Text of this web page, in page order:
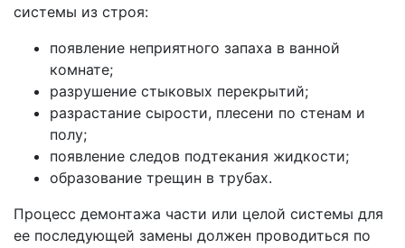
системы из строя:
появление неприятного запаха в ванной
комнате;
разрушение стыковых перекрытий;
разрастание сырости, плесени по стенам и
полу;
появление следов подтекания жидкости;
образование трещин в трубах.
Процесс демонтажа части или целой системы для
ее последующей замены должен проводиться по